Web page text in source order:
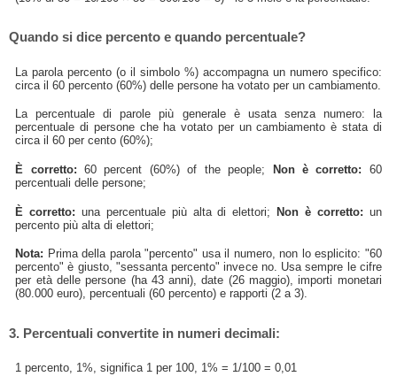
Quando si dice percento e quando percentuale?
La parola percento (o il simbolo %) accompagna un numero specifico:
circa il 60 percento (60%) delle persone ha votato per un cambiamento.
La percentuale di parole più generale è usata senza numero: la
percentuale di persone che ha votato per un cambiamento è stata di
circa il 60 per cento (60%);
È corretto: 60 percent (60%) of the people; Non è corretto: 60
percentuali delle persone;
È corretto: una percentuale più alta di elettori;Non è corretto: un
percento più alta di elettori;
Nota: Prima della parola "percento" usa il numero, non lo esplicito: "60
percento" è giusto, "sessanta percento" invece no. Usa sempre le cifre
per età delle persone (ha 43 anni), date (26 maggio), importi monetari
(80.000 euro), percentuali (60 percento) e rapporti (2 a 3).
3. Percentuali convertite in numeri decimali:
1 percento, 1%, significa 1 per 100, 1% = 1/100 = 0,01